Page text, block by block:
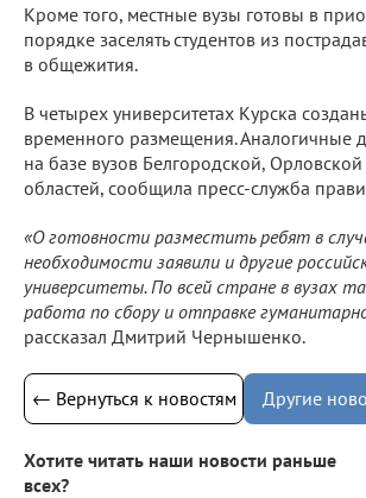
Кроме того, местные вузы готовы в
порядке заселять студентов из
в общежития.
В четырех университетах Курска
временного размещения. Аналогичные
на базе вузов Белгородской,
областей, сообщила пресс-служба
«О готовности разместить ребят в
необходимости заявили и другие
университеты. По всей стране в вузах
работа по сбору и отправке
рассказал Дмитрий Чернышенко.
← Вернуться к новостям Другие
Хотите читать наши новости раньше
всех?